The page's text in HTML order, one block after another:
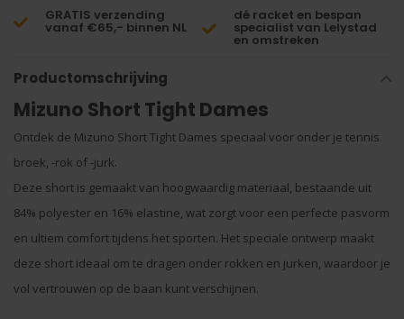
GRATIS verzending
vanaf €65,- binnen NL
dé racket en bespan
specialist van Lelystad
en omstreken
Productomschrijving
Mizuno Short Tight Dames
Ontdek de Mizuno Short Tight Dames speciaal voor onder je tennis
broek, -rok of -jurk.
Deze short is gemaakt van hoogwaardig materiaal, bestaande uit
84% polyester en 16% elastine, wat zorgt voor een perfecte pasvorm
en ultiem comfort tijdens het sporten. Het speciale ontwerp maakt
deze short ideaal om te dragen onder rokken en jurken, waardoor je
vol vertrouwen op de baan kunt verschijnen.